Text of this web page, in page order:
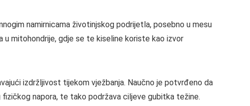
namirnicama životinjskog podrijetla, posebno u mesu
u mitohondrije, gdje se te kiseline koriste kao izvor
izdržljivost tijekom vježbanja. Naučno je potvrđeno da
napora, te tako podržava ciljeve gubitka težine.